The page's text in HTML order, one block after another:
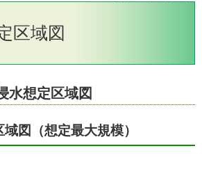
区域図
水想定区域図
図（想定最大規模）